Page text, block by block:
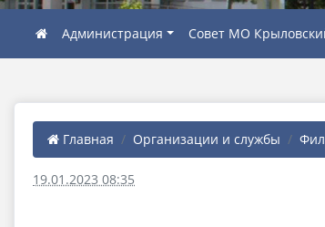
Администрация Совет МО
Главная Организации и службы
19.01.2023 08:35